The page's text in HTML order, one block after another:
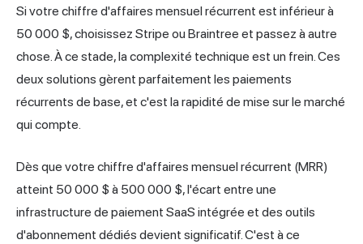
Si votre chiffre d'affaires mensuel récurrent est inférieur à
50 000 $, choisissez Stripe ou Braintree et passez à autre
chose. À ce stade, la complexité technique est un frein. Ces
deux solutions gèrent parfaitement les paiements
récurrents de base, et c'est la rapidité de mise sur le marché
qui compte.
Dès que votre chiffre d'affaires mensuel récurrent (MRR)
atteint 50 000 $ à 500 000 $, l'écart entre une
infrastructure de paiement SaaS intégrée et des outils
d'abonnement dédiés devient significatif. C'est à ce